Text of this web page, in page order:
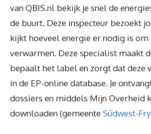
van QBIS.nl bekijk je snel de
de buurt. Deze inspecteur bezoekt
kijkt hoeveel energie er nodig is om
verwarmen. Deze specialist maakt
bepaalt het label en zorgt dat deze
in de EP-online database. Je
dossiers en middels Mijn Overheid
downloaden (gemeenteSúdwest-